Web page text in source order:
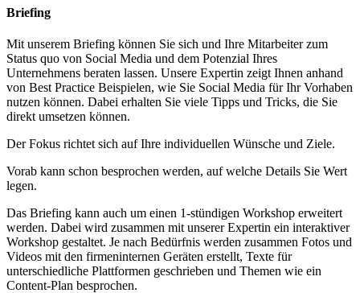
Briefing
Mit unserem Briefing können Sie sich und Ihre Mitarbeiter zum
Status quo von Social Media und dem Potenzial Ihres
Unternehmens beraten lassen. Unsere Expertin zeigt Ihnen anhand
von Best Practice Beispielen, wie Sie Social Media für Ihr Vorhaben
nutzen können. Dabei erhalten Sie viele Tipps und Tricks, die Sie
direkt umsetzen können.
Der Fokus richtet sich auf Ihre individuellen Wünsche und Ziele.
Vorab kann schon besprochen werden, auf welche Details Sie Wert
legen.
Das Briefing kann auch um einen 1-stündigen Workshop erweitert
werden. Dabei wird zusammen mit unserer Expertin ein interaktiver
Workshop gestaltet. Je nach Bedürfnis werden zusammen Fotos und
Videos mit den firmeninternen Geräten erstellt, Texte für
unterschiedliche Plattformen geschrieben und Themen wie ein
Content-Plan besprochen.